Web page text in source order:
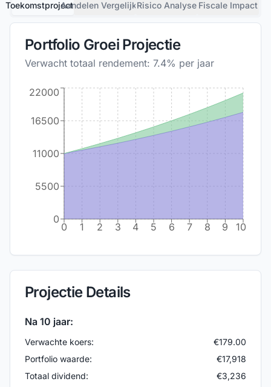
ToekomstprojectieAandelen VergelijkingRisico Analyse Fiscale Impact
Portfolio Groei Projectie
Verwacht totaal rendement: 7.4% per jaar
0 1 2 3 4 5 6 7 8 9 10
0
5500
11000
16500
22000
Projectie Details
Na 10 jaar:
Verwachte koers: €179.00
Portfolio waarde:
€17,918
Totaal dividend:
€3,236